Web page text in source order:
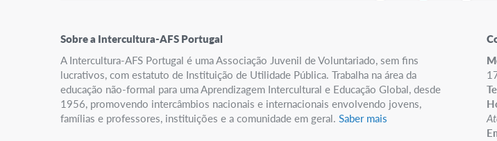
Sobre a Intercultura-AFS Portugal
A Intercultura-AFS Portugal é uma Associação Juvenil de Voluntariado, sem fins
lucrativos, com estatuto de Instituição de Utilidade Pública. Trabalha na área da
educação não-formal para uma Aprendizagem Intercultural e Educação Global, desde
1956, promovendo intercâmbios nacionais e internacionais envolvendo jovens,
famílias e professores, instituições e a comunidade em geral. Saber mais